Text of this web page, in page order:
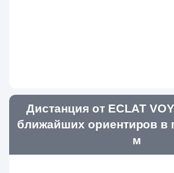
Дистанция от ECLAT
ближайших ориентиров в
м